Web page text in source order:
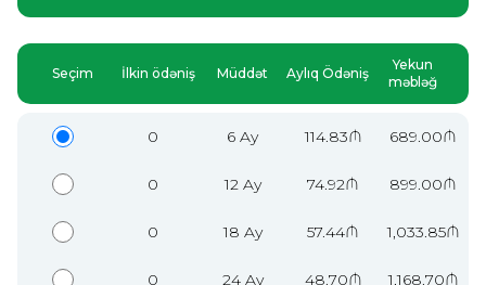
Seçim İlkin ödəniş Müddət Aylıq Ödəniş
Yekun
məbləğ
0 6 Ay 114.83₼ 689.00₼
0 12 Ay 74.92₼ 899.00₼
0 18 Ay 57.44₼ 1,033.85₼
0 24 Ay 48.70₼ 1,168.70₼